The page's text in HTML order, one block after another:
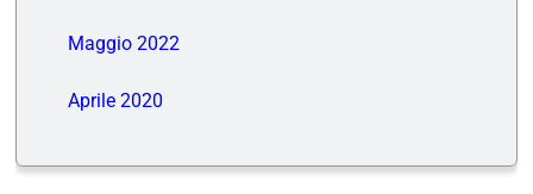
Maggio 2022
Aprile 2020